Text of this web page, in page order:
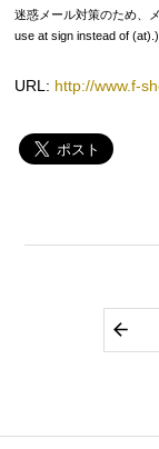
迷惑メール対策のため、
use at sign instead of (at).)
URL: http://www.f-